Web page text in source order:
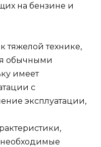
на бензине и
тяжелой технике,
обычными
имеет
с
эксплуатации,